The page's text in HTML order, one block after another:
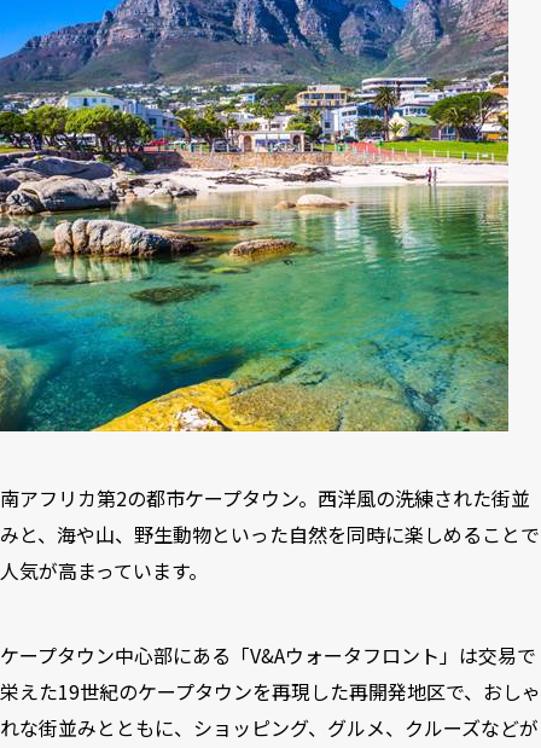
南アフリカ第2の都市ケープタウン。西洋風の洗練された街並
みと、海や山、野生動物といった自然を同時に楽しめることで
人気が高まっています。
ケープタウン中心部にある「V&Aウォータフロント」は交易で
栄えた19世紀のケープタウンを再現した再開発地区で、おしゃ
れな街並みとともに、ショッピング、グルメ、クルーズなどが